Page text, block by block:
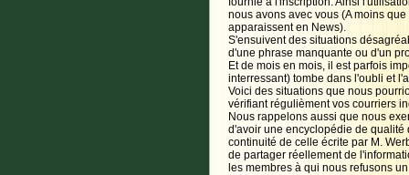
nous avons avec vous (A moins
apparaissent en News).
S'ensuivent des situations
d'une phrase manquante ou d'un
Et de mois en mois, il est parfois
interressant) tombe dans l'oubli et
Voici des situations que nous
vérifiant régulièment vos courriers
Nous rappelons aussi que nous
d'avoir une encyclopédie de qualité
continuité de celle écrite par M.
de partager réellement de
les membres à qui nous refusons